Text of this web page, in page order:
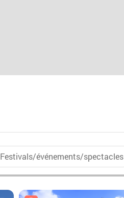
Festivals/événements/spectacles